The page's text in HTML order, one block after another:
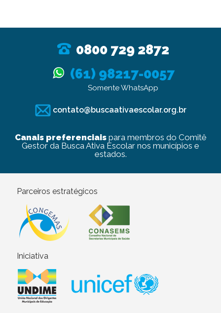
0800 729 2872
(61) 98217-0057
Somente WhatsApp
contato@buscaativaescolar.org.br
Canais preferenciaispara membros do Comitê
Gestor da Busca Ativa Escolar nos municípios e
estados.
Parceiros estratégicos
Iniciativa